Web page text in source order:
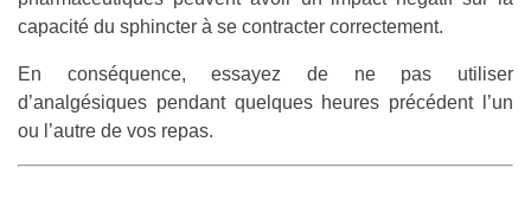
capacité du sphincter à se contracter correctement.
En conséquence, essayez de ne pas utiliser
d’analgésiques pendant quelques heures précédent l’un
ou l’autre de vos repas.